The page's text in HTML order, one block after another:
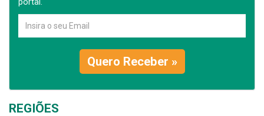
Quero Receber »
REGIÕES